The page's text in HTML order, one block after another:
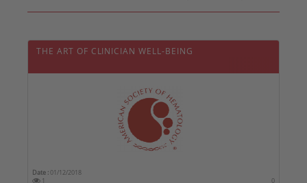
THE ART OF CLINICIAN WELL-BEING
Date :01/12/2018
1
0